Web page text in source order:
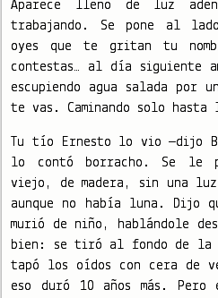
Aparece lleno de luz
trabajando. Se pone al
oyes que te gritan tu
contestas… al día siguiente
escupiendo agua salada por
te vas. Caminando solo
Tu tío Ernesto lo vio —dijo
lo contó borracho. Se le
viejo, de madera, sin una
aunque no había luna. Dijo
murió de niño, hablándole
bien: se tiró al fondo de la
tapó los oídos con cera de
eso duró 10 años más.